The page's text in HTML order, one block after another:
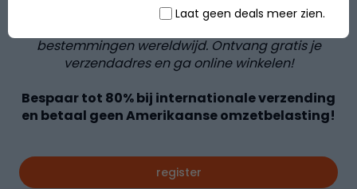
Bespaar flink dankzij voordelige verzendtarieven
bestemmingen wereldwijd. Ontvang gratis je
verzendadres en ga online winkelen!
Bespaar tot 80%bij internationale verzending
en betaal geen Amerikaanse omzetbelasting!
register
Laat geen deals meer zien.